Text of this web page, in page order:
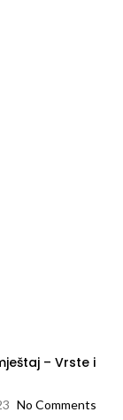
– Vrste i
No Comments